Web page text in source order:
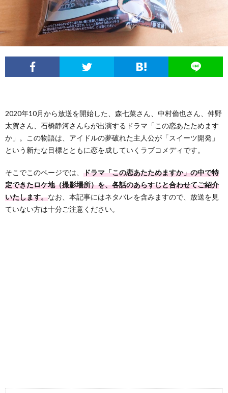
せ
2020年10月から放送を開始した、森七菜さん、中村倫也さん、仲野
太賀さん、石橋静河さんらが出演するドラマ「この恋あたためます
か」。この物語は、アイドルの夢破れた主人公が「スイーツ開発」
という新たな目標とともに恋を成していくラブコメディです。
そこでこのページでは、 ドラマ「この恋あたためますか」の中で特
定できたロケ地（撮影場所）を、各話のあらすじと合わせてご紹介
いたします。なお、本記事にはネタバレを含みますので、放送を見
ていない方は十分ご注意ください。